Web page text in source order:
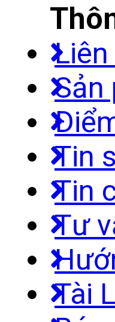
Liên
Sản
Tin
Tin
Tư
Tài